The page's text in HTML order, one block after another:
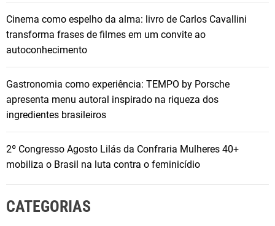
Cinema como espelho da alma: livro de Carlos Cavallini
transforma frases de filmes em um convite ao
autoconhecimento
Gastronomia como experiência: TEMPO by Porsche
apresenta menu autoral inspirado na riqueza dos
ingredientes brasileiros
2º Congresso Agosto Lilás da Confraria Mulheres 40+
mobiliza o Brasil na luta contra o feminicídio
CATEGORIAS